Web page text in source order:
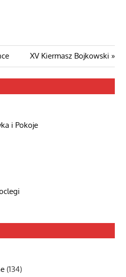
Następny
wpis
XV Kiermasz Bojkowski
i Pokoje
(134)